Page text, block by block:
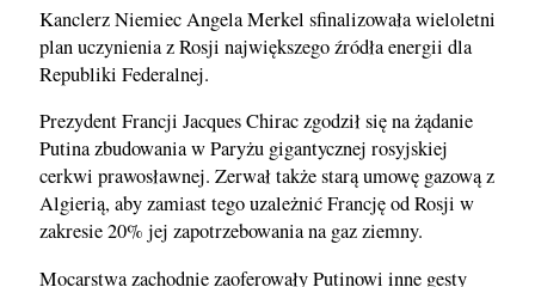
Kanclerz Niemiec Angela Merkel sfinalizowała wieloletni
plan uczynienia z Rosji największego źródła energii dla
Republiki Federalnej.
Prezydent Francji Jacques Chirac zgodził się na żądanie
Putina zbudowania w Paryżu gigantycznej rosyjskiej
cerkwi prawosławnej. Zerwał także starą umowę gazową z
Algierią, aby zamiast tego uzależnić Francję od Rosji w
zakresie 20% jej zapotrzebowania na gaz ziemny.
Mocarstwa zachodnie zaoferowały Putinowi inne gesty